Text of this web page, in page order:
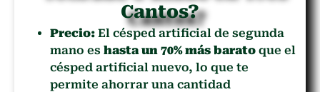
Cantos?
Precio: El césped artificial de segunda
mano es hasta un 70% más barato que el
césped artificial nuevo, lo que te
permite ahorrar una cantidad